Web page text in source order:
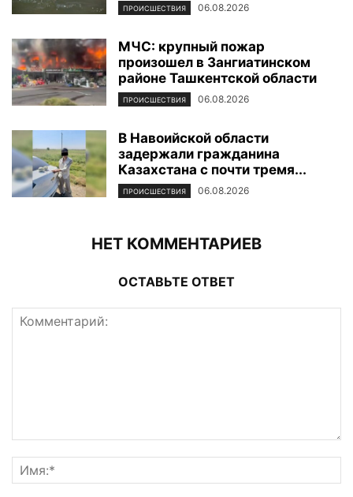
ПРОИСШЕСТВИЯ 06.08.2026
МЧС: крупный пожар
произошел в Зангиатинском
районе Ташкентской области
ПРОИСШЕСТВИЯ 06.08.2026
В Навоийской области
задержали гражданина
Казахстана с почти тремя...
ПРОИСШЕСТВИЯ 06.08.2026
НЕТ КОММЕНТАРИЕВ
ОСТАВЬТЕ ОТВЕТ